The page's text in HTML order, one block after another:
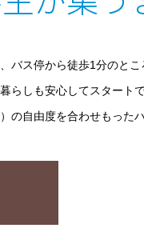
バス停から徒歩1分のとこ
らしも安心してスタートで
自由度を合わせもった